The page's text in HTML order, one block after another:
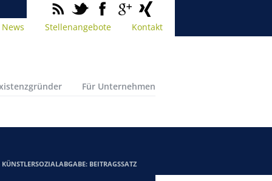
News Stellenangebote Kontakt
Für Unternehmen
KÜNSTLERSOZIALABGABE: BEITRAGSSATZ